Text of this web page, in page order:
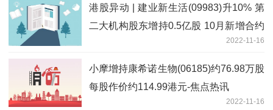
港股异动 | 建业新生活(09983)升10% 第
二大机构股东增持0.5亿股 10月新增合约
2022-11-16
小摩增持康希诺生物(06185)约76.98万股
每股作价约114.99港元-焦点热讯
2022-11-16